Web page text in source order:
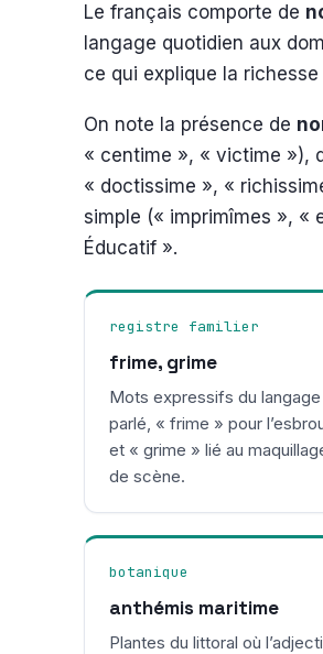
Le français comporte de
langage quotidien aux
ce qui explique la
On note la présence de
« centime », « victime »),
« doctissime », «
simple (« imprimîmes », «
Éducatif ».
registre familier
frime, grime
Mots expressifs du langage
parlé, « frime » pour
et « grime » lié au
de scène.
botanique
anthémis maritime
Plantes du littoral où